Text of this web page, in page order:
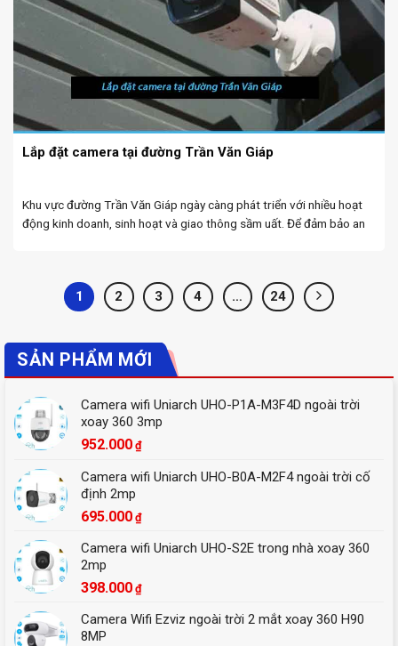
Lắp đặt camera tại đường Trần Văn Giáp
Khu vực đường Trần Văn Giáp ngày càng phát triển với nhiều hoạt
động kinh doanh, sinh hoạt và giao thông sầm uất. Để đảm bảo an
1 2 3 4 … 24
SẢN PHẨM MỚI
Camera wifi Uniarch UHO-P1A-M3F4D ngoài trời
xoay 360 3mp
952.000 ₫
Camera wifi Uniarch UHO-B0A-M2F4 ngoài trời cố
định 2mp
695.000 ₫
Camera wifi Uniarch UHO-S2E trong nhà xoay 360
2mp
398.000 ₫
Camera Wifi Ezviz ngoài trời 2 mắt xoay 360 H90
8MP